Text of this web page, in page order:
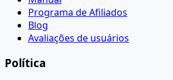
Programa de Afiliados
Blog
Avaliações de usuários
Política